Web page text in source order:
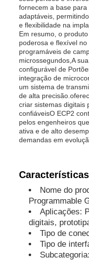
Unidade do
Sistema SOC em
CI MPU
CPLD PLD
Microplaqueta de
Chip de memória
microplaqueta do
fornecem a base
adaptáveis,
e flexibilidade na
Em resumo, o
poderosa e flexível
programáveis de
microssegundos,A
configurável de
integração de
um sistema de
de alta
criar sistemas digitais
confiáveisO ECP2
pelos engenheiros
ativa e de alto
demandas em
Nome do
Programmable
Aplicações:
digitais,
Tipo de
Tipo de